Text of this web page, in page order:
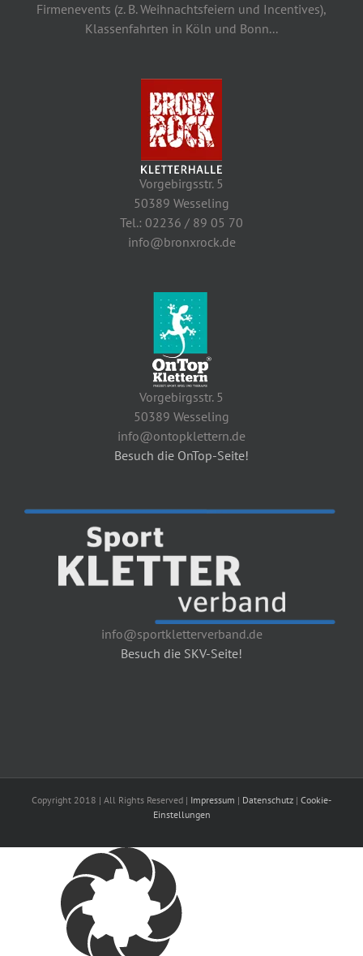
Firmenevents (z. B. Weihnachtsfeiern und Incentives),
Klassenfahrten in Köln und Bonn...
Vorgebirgsstr. 5
50389 Wesseling
Tel.: 02236 / 89 05 70
info@bronxrock.de
Vorgebirgsstr. 5
50389 Wesseling
info@ontopklettern.de
Besuch die OnTop-Seite!
info@sportkletterverband.de
Besuch die SKV-Seite!
Copyright 2018 | All Rights Reserved | Impressum | Datenschutz | Cookie-
Einstellungen